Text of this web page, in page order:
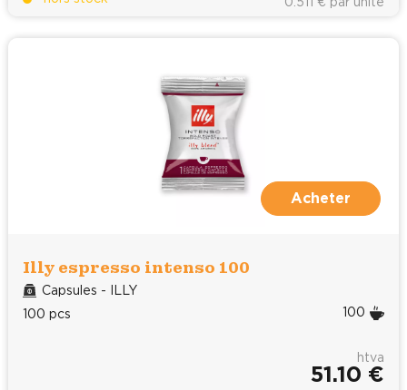
0.511 € par unité
Acheter
Illy espresso intenso 100
Capsules - ILLY
100 pcs
100
htva
51.10 €